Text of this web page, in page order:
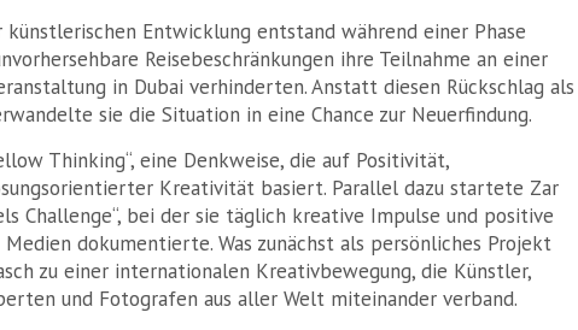
Entwicklung entstand während einer Phase
Reisebeschränkungen ihre Teilnahme an einer
in Dubai verhinderten. Anstatt diesen Rückschlag als
sie die Situation in eine Chance zur Neuerfindung.
Thinking“, eine Denkweise, die auf Positivität,
Kreativität basiert. Parallel dazu startete Zar
Challenge“, bei der sie täglich kreative Impulse und positive
dokumentierte. Was zunächst als persönliches Projekt
zu einer internationalen Kreativbewegung, die Künstler,
und Fotografen aus aller Welt miteinander verband.